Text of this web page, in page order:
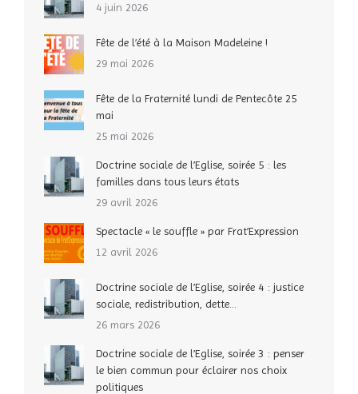
4 juin 2026
Fête de l’été à la Maison Madeleine !
29 mai 2026
Fête de la Fraternité lundi de Pentecôte 25
mai
25 mai 2026
Doctrine sociale de l’Eglise, soirée 5 : les
familles dans tous leurs états
29 avril 2026
Spectacle « le souffle » par Frat’Expression
12 avril 2026
Doctrine sociale de l’Eglise, soirée 4 : justice
sociale, redistribution, dette…
26 mars 2026
Doctrine sociale de l’Eglise, soirée 3 : penser
le bien commun pour éclairer nos choix
politiques